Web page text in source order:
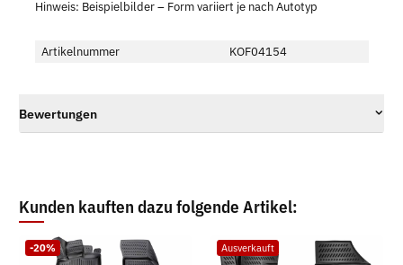
Hinweis: Beispielbilder – Form variiert je nach Autotyp
Artikelnummer KOF04154
Bewertungen
Kunden kauften dazu folgende Artikel:
-20% Ausverkauft